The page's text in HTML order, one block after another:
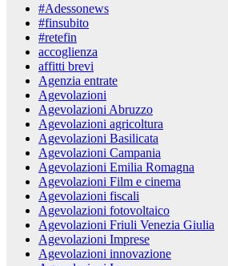
#Adessonews
#finsubito
#retefin
accoglienza
affitti brevi
Agenzia entrate
Agevolazioni
Agevolazioni Abruzzo
Agevolazioni agricoltura
Agevolazioni Basilicata
Agevolazioni Campania
Agevolazioni Emilia Romagna
Agevolazioni Film e cinema
Agevolazioni fiscali
Agevolazioni fotovoltaico
Agevolazioni Friuli Venezia Giulia
Agevolazioni Imprese
Agevolazioni innovazione